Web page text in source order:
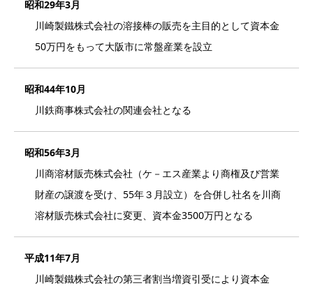
昭和29年3月
川崎製鐵株式会社の溶接棒の販売を主目的として資本金
50万円をもって大阪市に常盤産業を設立
昭和44年10月
川鉄商事株式会社の関連会社となる
昭和56年3月
川商溶材販売株式会社（ケ－エス産業より商権及び営業
財産の譲渡を受け、55年３月設立）を合併し社名を川商
溶材販売株式会社に変更、資本金3500万円となる
平成11年7月
川崎製鐵株式会社の第三者割当増資引受により資本金